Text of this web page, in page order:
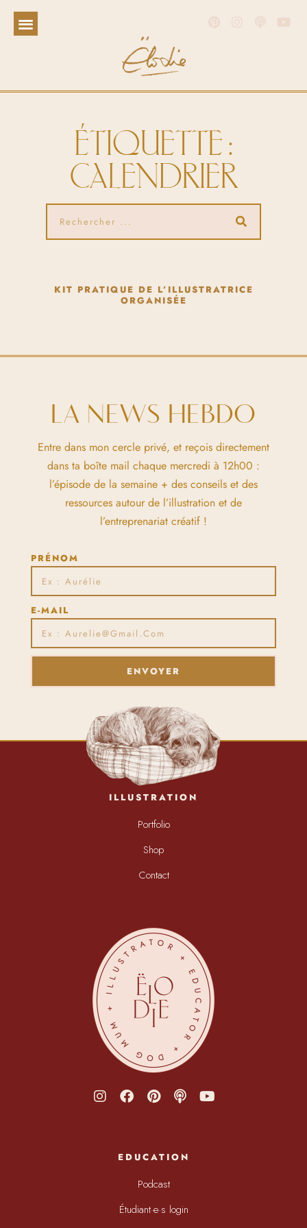
ÉTIQUETTE :
CALENDRIER
KIT PRATIQUE DE L’ILLUSTRATRICE
ORGANISÉE
LA NEWS HEBDO
Entre dans mon cercle privé, et reçois directement
dans ta boîte mail chaque mercredi à 12h00 :
l’épisode de la semaine + des conseils et des
ressources autour de l’illustration et de
l’entreprenariat créatif !
PRÉNOM
E-MAIL
ENVOYER
ILLUSTRATION
Portfolio
Shop
Contact
EDUCATION
Podcast
Étudiant·e·s login